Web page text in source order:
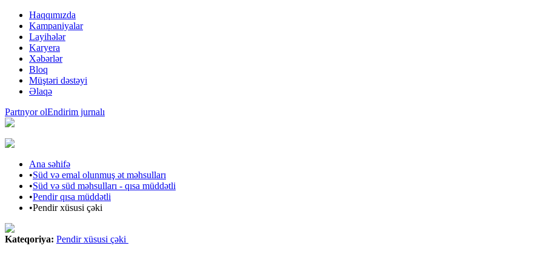
Haqqımızda
Kampaniyalar
Layihələr
Karyera
Xəbərlər
Bloq
Müştəri dəstəyi
Əlaqə
Partnyor olEndirim jurnalı
Ana səhifə
•Süd və emal olunmuş ət məhsulları
•Süd və süd məhsulları - qısa müddətli
•Pendir qısa müddətli
•Pendir xüsusi çəki
Kateqoriya: Pendir xüsusi çəki